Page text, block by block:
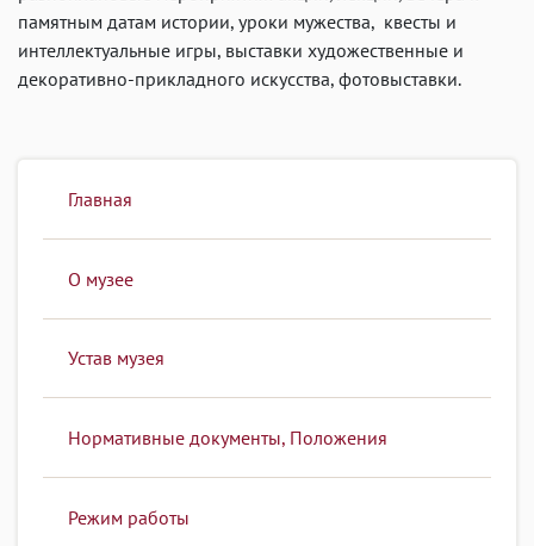
памятным датам истории, уроки мужества, квесты и
интеллектуальные игры, выставки художественные и
декоративно-прикладного искусства, фотовыставки.
Главная
О музее
Устав музея
Нормативные документы, Положения
Режим работы